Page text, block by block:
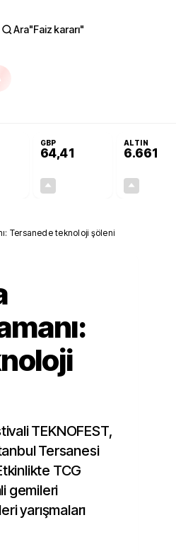
Ara"Faiz kararı"
GBP
64,41
ALTIN
6.661
Tersanede teknoloji şöleni
TEKNOFEST,
Tersanesi
TCG
gemileri
yarışmaları